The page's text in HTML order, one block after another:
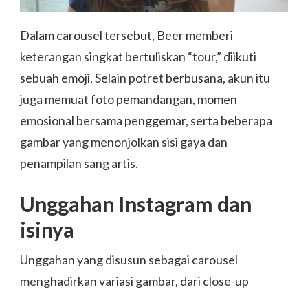
Dalam carousel tersebut, Beer memberi
keterangan singkat bertuliskan “tour,” diikuti
sebuah emoji. Selain potret berbusana, akun itu
juga memuat foto pemandangan, momen
emosional bersama penggemar, serta beberapa
gambar yang menonjolkan sisi gaya dan
penampilan sang artis.
Unggahan Instagram dan
isinya
Unggahan yang disusun sebagai carousel
menghadirkan variasi gambar, dari close-up